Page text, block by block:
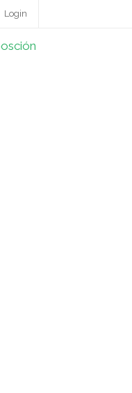
Login